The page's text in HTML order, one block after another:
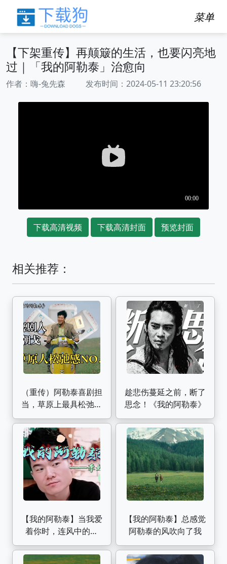
菜单
【下架重传】再颠簸的生活，也要闪亮地
过｜「我的阿勒泰」治愈向
作者：嗨-兔先森 发布时间：2024-05-11 23:20:56
下载高清视频 下载高清封面 预览封面
相关推荐：
（重传）阿勒泰喜剧担
当，草原上最具松弛感
的男人 | 《我的阿勒
泰》朝戈
趁悲伤蔓延之前，断了
思念！《我的阿勒泰》
【我的阿勒泰】当我爱
着你时，连风中的松
树，都会用它们丝绒般
的叶子唱出你的名字
【我的阿勒泰】总感觉
阿勒泰的风吹向了我